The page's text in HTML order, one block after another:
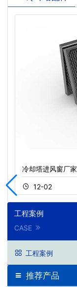
冷却塔进风窗厂家
12-02
工程案例
CASE
工程案例
推荐产品